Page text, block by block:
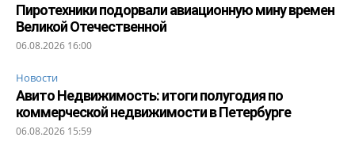
Пиротехники подорвали авиационную мину времен
Великой Отечественной
06.08.2026 16:00
Новости
Авито Недвижимость: итоги полугодия по
коммерческой недвижимости в Петербурге
06.08.2026 15:59